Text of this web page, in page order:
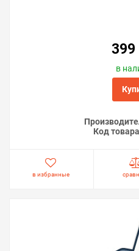
399
в
Код
в избранные